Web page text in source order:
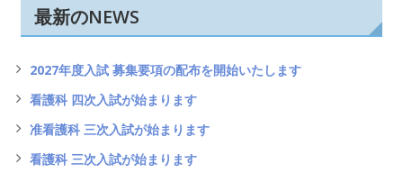
ン最新のNEWS
2027年度入試 募集要項の配布を開始いたします
看護科 四次入試が始まります
准看護科 三次入試が始まります
看護科 三次入試が始まります